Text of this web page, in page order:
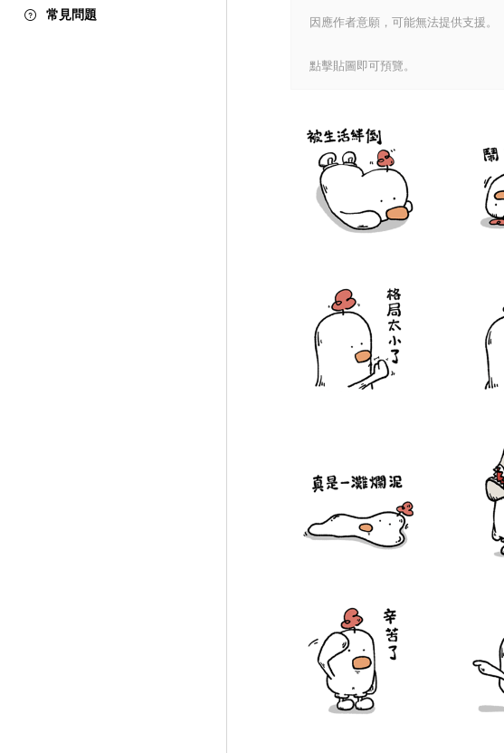
常見問題
因應作者意願，可能無法提供支援。
點擊貼圖即可預覽。